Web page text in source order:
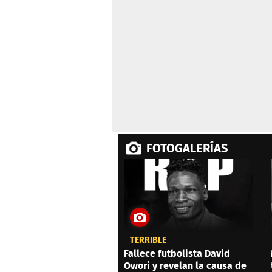
FOTOGALERÍAS
TERRIBLE
Fallece futbolista David
Owori y revelan la causa de